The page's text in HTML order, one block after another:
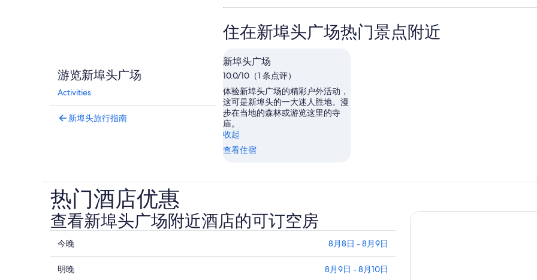
游览新埠头广场
Activities
新埠头旅行指南
住在新埠头广场热门景点附近
新埠头广场
10.0/10（1 条点评）
体验新埠头广场的精彩户外活动，
这可是新埠头的一大迷人胜地。漫
步在当地的森林或游览这里的寺
庙。
收起
查看住宿
热门酒店优惠
查看新埠头广场附近酒店的可订空房
查
看
新
今晚 8月8日 - 8月9日
查
明晚 8月9日 - 8月10日